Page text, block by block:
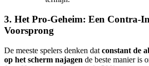
3. Het Pro-Geheim: Een Contra-
Voorsprong
De meeste spelers denken dat constant de
op het scherm najagen de beste manier is